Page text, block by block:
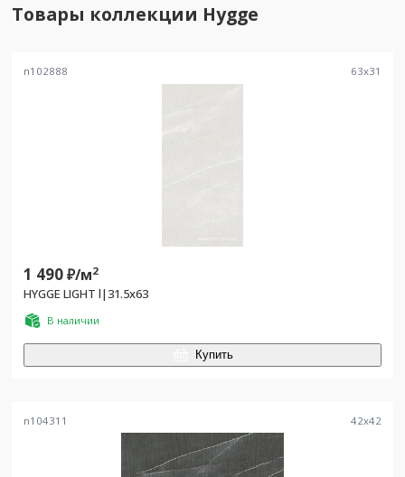
Товары коллекции Hygge
n102888 63x31
1 490₽/м2
HYGGE LIGHT l|31.5x63
В наличии
Купить
n104311 42x42